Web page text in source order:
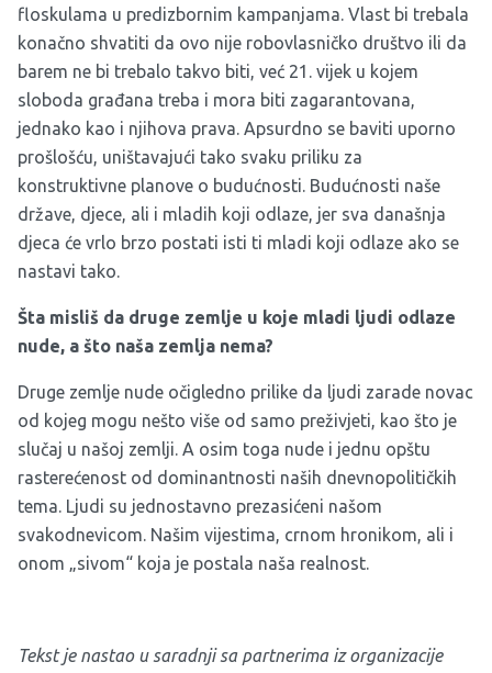
floskulama u predizbornim kampanjama. Vlast bi trebala
konačno shvatiti da ovo nije robovlasničko društvo ili da
barem ne bi trebalo takvo biti, već 21. vijek u kojem
sloboda građana treba i mora biti zagarantovana,
jednako kao i njihova prava. Apsurdno se baviti uporno
prošlošću, uništavajući tako svaku priliku za
konstruktivne planove o budućnosti. Budućnosti naše
države, djece, ali i mladih koji odlaze, jer sva današnja
djeca će vrlo brzo postati isti ti mladi koji odlaze ako se
nastavi tako.
Šta misliš da druge zemlje u koje mladi ljudi odlaze
nude, a što naša zemlja nema?
Druge zemlje nude očigledno prilike da ljudi zarade novac
od kojeg mogu nešto više od samo preživjeti, kao što je
slučaj u našoj zemlji. A osim toga nude i jednu opštu
rasterećenost od dominantnosti naših dnevnopolitičkih
tema. Ljudi su jednostavno prezasićeni našom
svakodnevicom. Našim vijestima, crnom hronikom, ali i
onom „sivom“ koja je postala naša realnost.
Tekst je nastao u saradnji sa partnerima iz organizacije